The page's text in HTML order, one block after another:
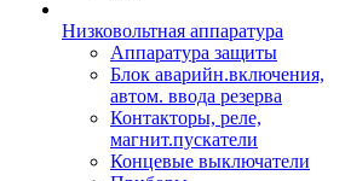
Низковольтная аппаратура
Аппаратура защиты
Блок аварийн.включения,
автом. ввода резерва
Контакторы, реле,
магнит.пускатели
Концевые выключатели